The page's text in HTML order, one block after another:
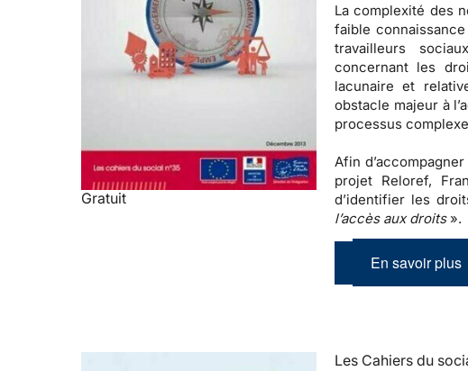
Gratuit
La complexité des
faible
travailleurs
concernant les
lacunaire et
obstacle majeur à
processus
Afin
projet Reloref,
d’identifier les
l’accès aux droits».
En savoir plus
Les Cahiers du